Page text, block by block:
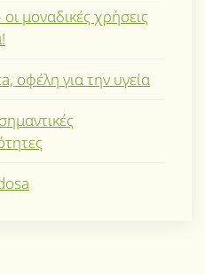
μοναδικές χρήσεις
οφέλη για την υγεία